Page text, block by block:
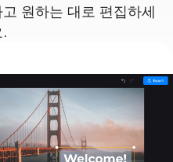
원하는 대로 편집하세
.